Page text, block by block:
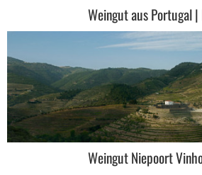
Weingut aus Portugal |
Weingut Niepoort